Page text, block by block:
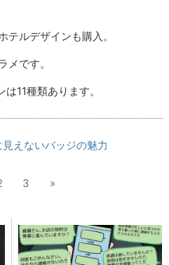
テルデザインも購入。
メです。
11種類あります。
えないバッジの魅力
3 »